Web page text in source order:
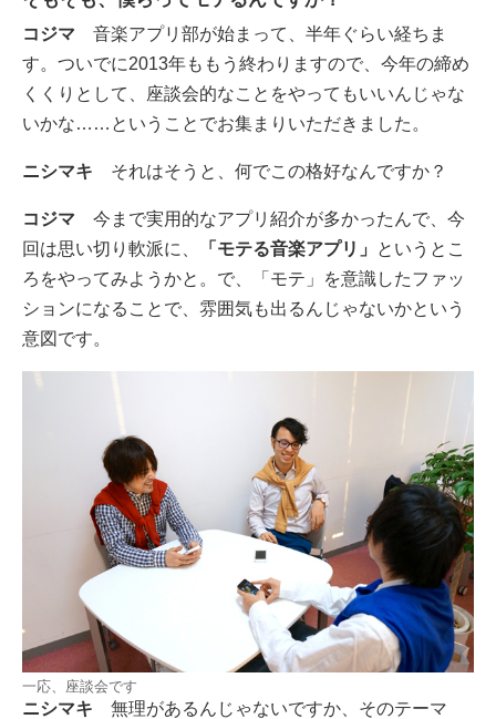
コジマ 音楽アプリ部が始まって、半年ぐらい経ちま
す。ついでに2013年ももう終わりますので、今年の締め
くくりとして、座談会的なことをやってもいいんじゃな
いかな……ということでお集まりいただきました。
ニシマキ それはそうと、何でこの格好なんですか？
コジマ 今まで実用的なアプリ紹介が多かったんで、今
回は思い切り軟派に、
「モテる音楽アプリ」
というとこ
ろをやってみようかと。で、「モテ」を意識したファッ
ションになることで、雰囲気も出るんじゃないかという
意図です。
一応、座談会です
ニシマキ 無理があるんじゃないですか、そのテーマ